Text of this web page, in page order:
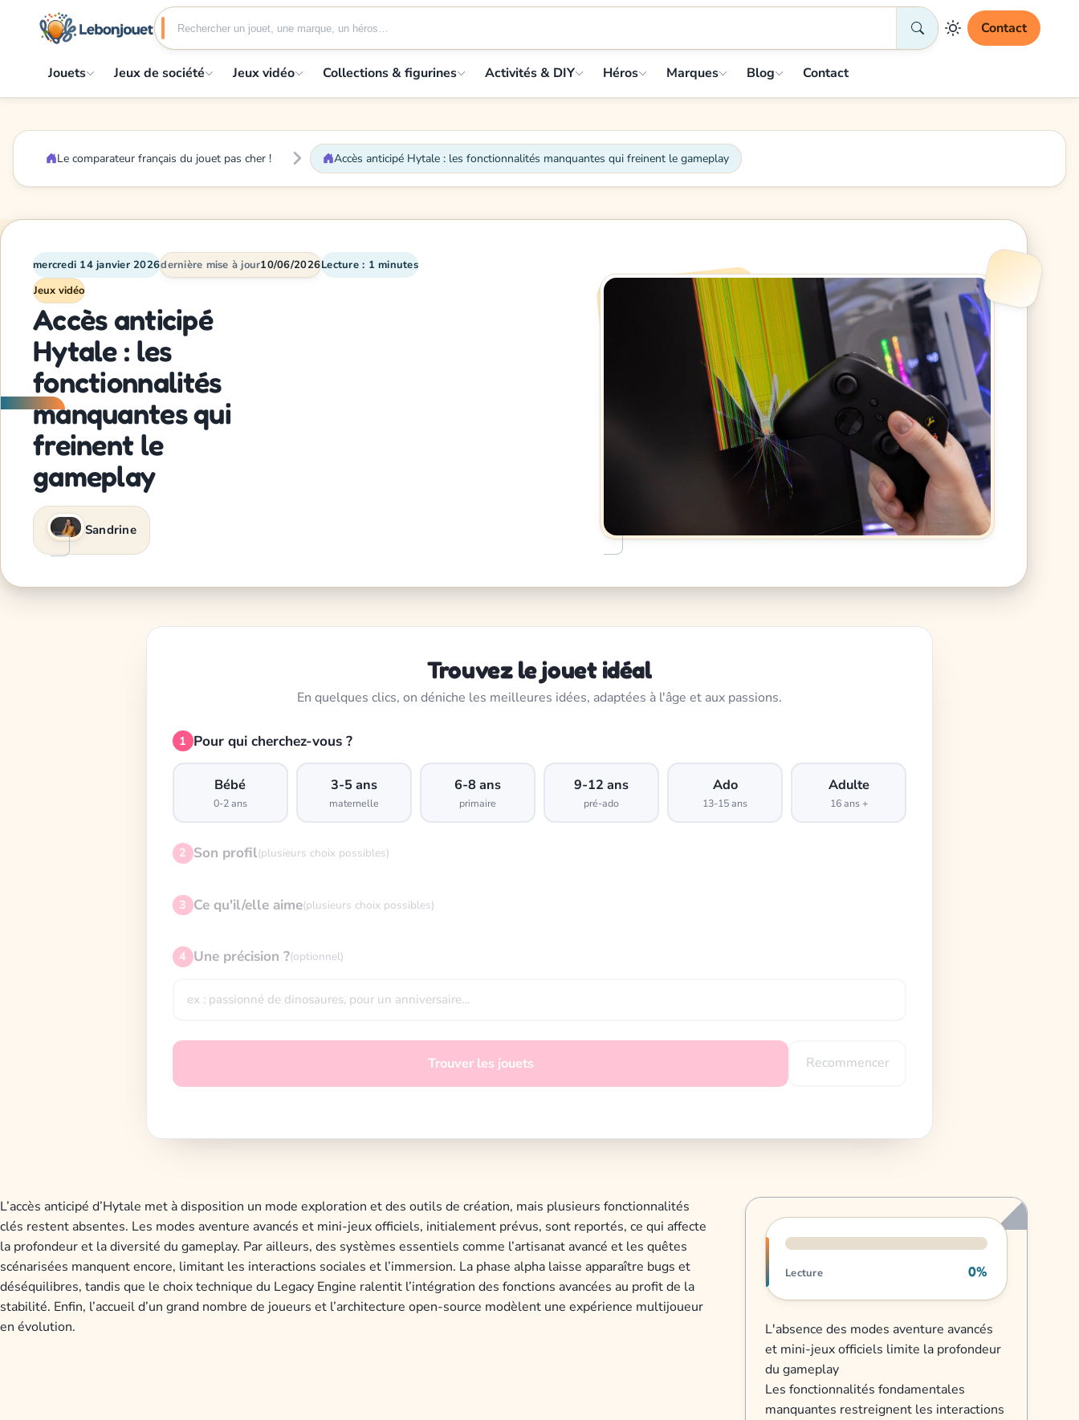
Contact
Jouets Jeux de société Jeux vidéo Collections & figurines Activités & DIY Héros Marques Blog Contact
Le comparateur français du jouet pas cher ! Accès anticipé Hytale : les fonctionnalités manquantes qui freinent le gameplay
mercredi 14 janvier 2026dernière mise à jour10/06/2026Lecture : 1 minutes
Jeux vidéo
Accès anticipé
Hytale : les
fonctionnalités
manquantes qui
freinent le
gameplay
Sandrine
Trouvez le jouet idéal
En quelques clics, on déniche les meilleures idées, adaptées à l'âge et aux passions.
1 Pour qui cherchez-vous ?
Bébé
0-2 ans
3-5 ans
maternelle
6-8 ans
primaire
9-12 ans
pré-ado
Ado
13-15 ans
Adulte
16 ans +
2 Son profil(plusieurs choix possibles)
3 Ce qu'il/elle aime(plusieurs choix possibles)
4 Une précision ?(optionnel)
Trouver les jouets Recommencer
L’accès anticipé d’Hytale met à disposition un mode exploration et des outils de création, mais plusieurs fonctionnalités
clés restent absentes. Les modes aventure avancés et mini-jeux officiels, initialement prévus, sont reportés, ce qui affecte
la profondeur et la diversité du gameplay. Par ailleurs, des systèmes essentiels comme l’artisanat avancé et les quêtes
scénarisées manquent encore, limitant les interactions sociales et l’immersion. La phase alpha laisse apparaître bugs et
déséquilibres, tandis que le choix technique du Legacy Engine ralentit l’intégration des fonctions avancées au profit de la
stabilité. Enfin, l’accueil d’un grand nombre de joueurs et l’architecture open-source modèlent une expérience multijoueur
en évolution.
Progression de lecture
Lecture 0%
L'absence des modes aventure avancés
et mini-jeux officiels limite la profondeur
du gameplay
Les fonctionnalités fondamentales
manquantes restreignent les interactions